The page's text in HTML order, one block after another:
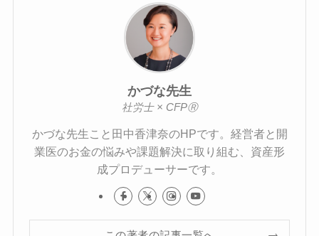
かづな先生
社労士 × CFPⓇ
かづな先生こと田中香津奈のHPです。経営者と開
業医のお金の悩みや課題解決に取り組む、資産形
成プロデューサーです。